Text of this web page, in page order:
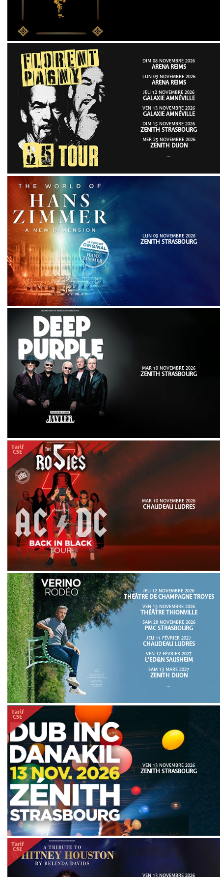
DIM 08 NOVEMBRE 2026
ARENA REIMS
LUN 09 NOVEMBRE 2026
ARENA REIMS
JEU 12 NOVEMBRE 2026
GALAXIE AMNÉVILLE
VEN 13 NOVEMBRE 2026
GALAXIE AMNÉVILLE
DIM 15 NOVEMBRE 2026
ZENITH STRASBOURG
MER 25 NOVEMBRE 2026
ZENITH DIJON
...
LUN 09 NOVEMBRE 2026
ZENITH STRASBOURG
MAR 10 NOVEMBRE 2026
ZENITH STRASBOURG
MAR 10 NOVEMBRE 2026
CHAUDEAU LUDRES
JEU 12 NOVEMBRE 2026
THÉÂTRE DE CHAMPAGNE TROYES
VEN 13 NOVEMBRE 2026
THÉÂTRE THIONVILLE
SAM 28 NOVEMBRE 2026
PMC STRASBOURG
JEU 11 FÉVRIER 2027
CHAUDEAU LUDRES
VEN 12 FÉVRIER 2027
L'ED&N SAUSHEIM
SAM 13 MARS 2027
ZENITH DIJON
...
VEN 13 NOVEMBRE 2026
ZENITH STRASBOURG
VEN 13 NOVEMBRE 2026